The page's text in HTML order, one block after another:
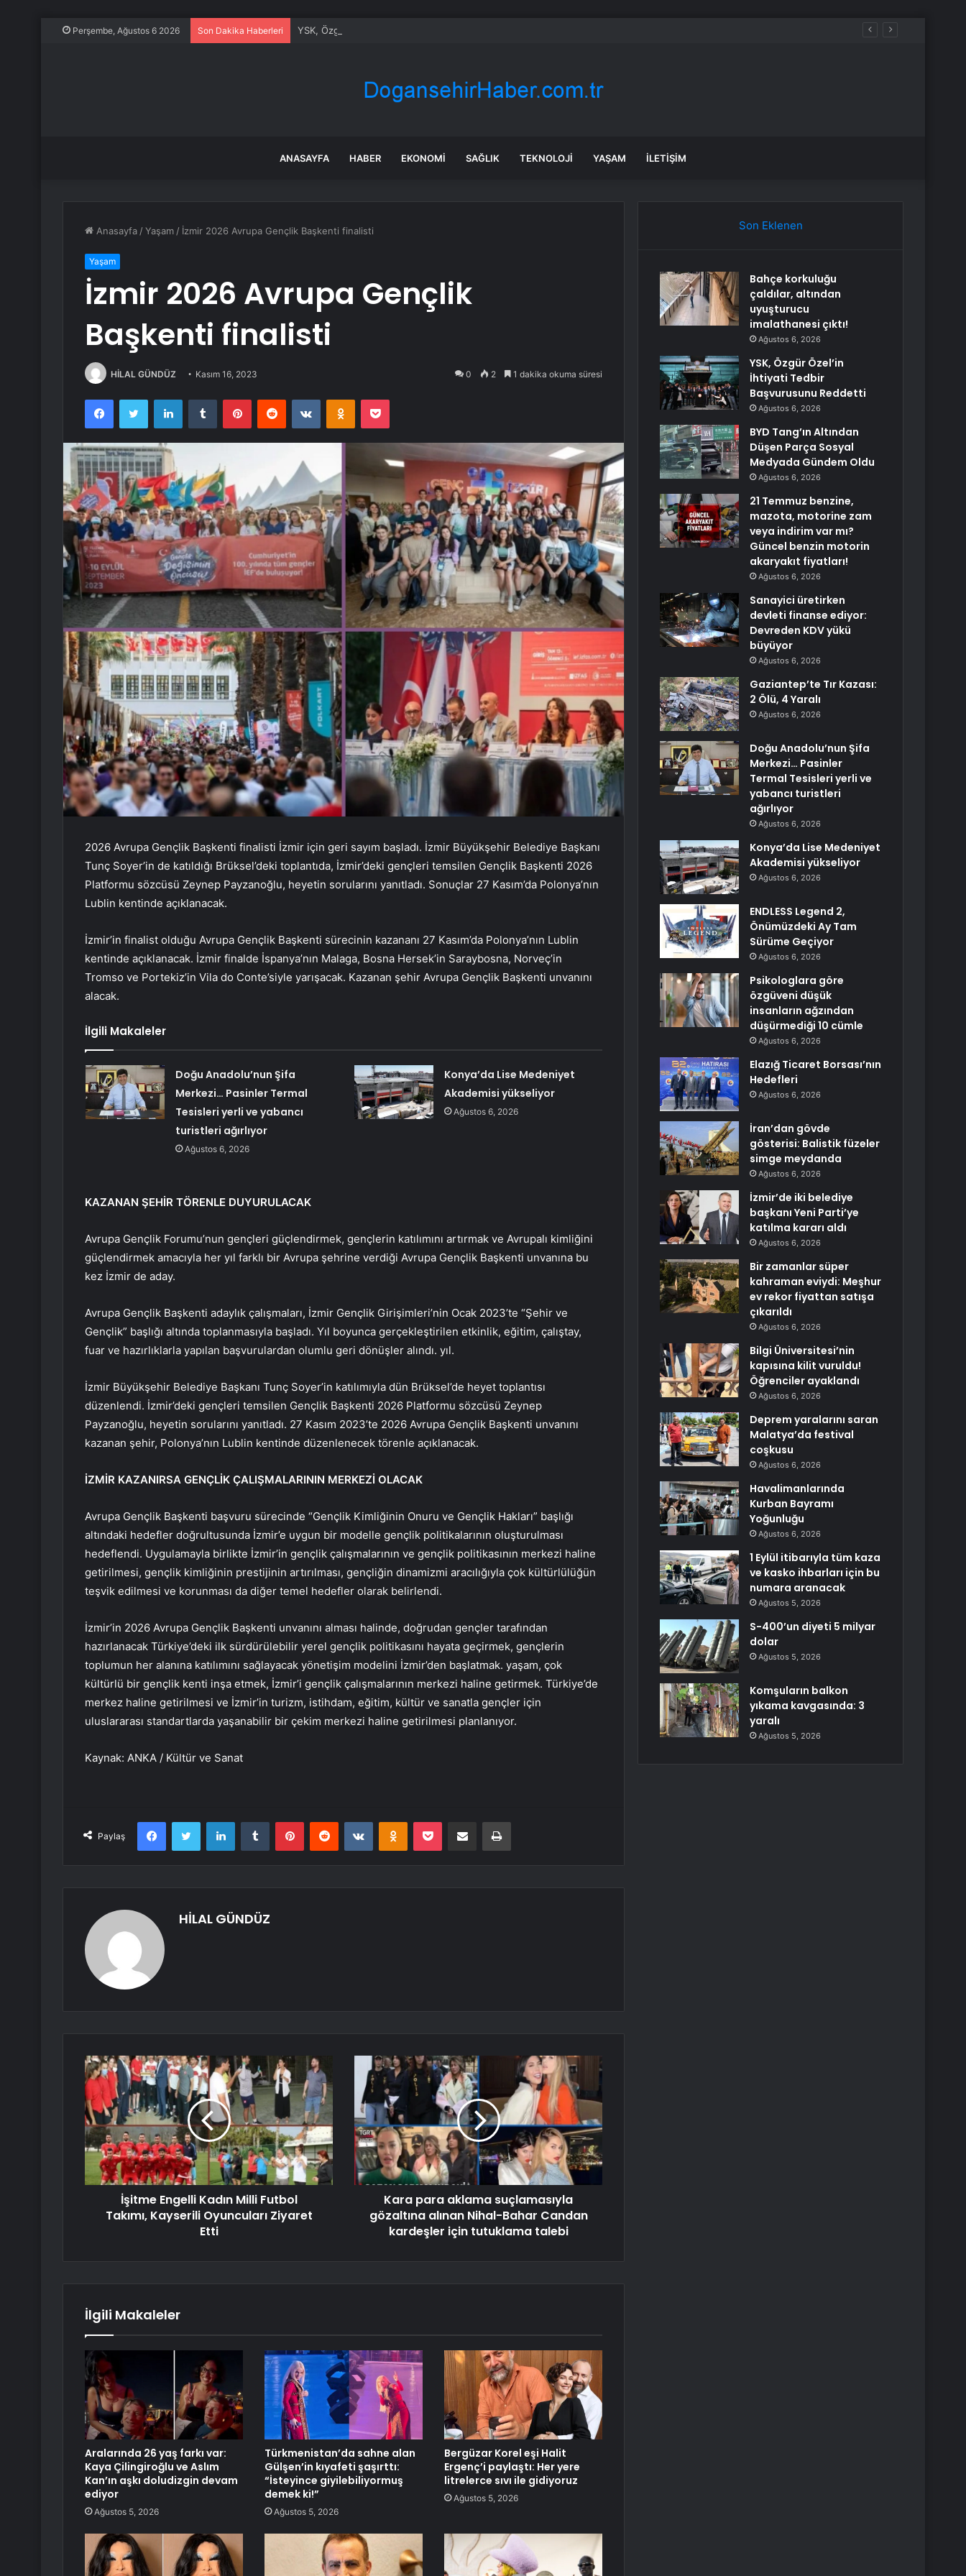
Perşembe, Ağustos 6 2026 Son Dakika Haberleri YSK, Özgür Özel’in İhtiyati Tedbir Başvurusunu Reddetti
ANASAYFA HABER EKONOMI SAĞLIK TEKNOLOJI YAŞAM İLETIŞIM
Anasayfa /Yaşam / İzmir 2026 Avrupa Gençlik Başkenti finalisti
Yaşam
İzmir 2026 Avrupa Gençlik
Başkenti finalisti
HİLAL GÜNDÜZ Kasım 16, 2023 0 2 1 dakika okuma süresi
FacebookTwitter LinkedInTumblr PinterestReddit VKontakteOdnoklassniki
Pocket
2026 Avrupa Gençlik Başkenti finalisti İzmir için geri sayım başladı. İzmir Büyükşehir Belediye Başkanı
Tunç Soyer’in de katıldığı Brüksel’deki toplantıda, İzmir’deki gençleri temsilen Gençlik Başkenti 2026
Platformu sözcüsü Zeynep Payzanoğlu, heyetin sorularını yanıtladı. Sonuçlar 27 Kasım’da Polonya’nın
Lublin kentinde açıklanacak.
İzmir’in finalist olduğu Avrupa Gençlik Başkenti sürecinin kazananı 27 Kasım’da Polonya’nın Lublin
kentinde açıklanacak. İzmir finalde İspanya’nın Malaga, Bosna Hersek’in Saraybosna, Norveç’in
Tromso ve Portekiz’in Vila do Conte’siyle yarışacak. Kazanan şehir Avrupa Gençlik Başkenti unvanını
alacak.
İlgili Makaleler
Doğu Anadolu’nun Şifa
Merkezi… Pasinler Termal
Tesisleri yerli ve yabancı
turistleri ağırlıyor
Ağustos 6, 2026
Konya’da Lise Medeniyet
Akademisi yükseliyor
Ağustos 6, 2026
KAZANAN ŞEHİR TÖRENLE DUYURULACAK
Avrupa Gençlik Forumu’nun gençleri güçlendirmek, gençlerin katılımını artırmak ve Avrupalı ​​kimliğini
güçlendirmek amacıyla her yıl farklı bir Avrupa şehrine verdiği Avrupa Gençlik Başkenti unvanına bu
kez İzmir de aday.
Avrupa Gençlik Başkenti adaylık çalışmaları, İzmir Gençlik Girişimleri’nin Ocak 2023’te “Şehir ve
Gençlik” başlığı altında toplanmasıyla başladı. Yıl boyunca gerçekleştirilen etkinlik, eğitim, çalıştay,
fuar ve hazırlıklarla yapılan başvurulardan olumlu geri dönüşler alındı. yıl.
İzmir Büyükşehir Belediye Başkanı Tunç Soyer’in katılımıyla dün Brüksel’de heyet toplantısı
düzenlendi. İzmir’deki gençleri temsilen Gençlik Başkenti 2026 Platformu sözcüsü Zeynep
Payzanoğlu, heyetin sorularını yanıtladı. 27 Kasım 2023’te 2026 Avrupa Gençlik Başkenti unvanını
kazanan şehir, Polonya’nın Lublin kentinde düzenlenecek törenle açıklanacak.
İZMİR KAZANIRSA GENÇLİK ÇALIŞMALARININ MERKEZİ OLACAK
Avrupa Gençlik Başkenti başvuru sürecinde “Gençlik Kimliğinin Onuru ve Gençlik Hakları” başlığı
altındaki hedefler doğrultusunda İzmir’e uygun bir modelle gençlik politikalarının oluşturulması
hedeflendi. Uygulamayla birlikte İzmir’in gençlik çalışmalarının ve gençlik politikasının merkezi haline
getirilmesi, gençlik kimliğinin prestijinin artırılması, gençliğin dinamizmi aracılığıyla çok kültürlülüğün
teşvik edilmesi ve korunması da diğer temel hedefler olarak belirlendi.
İzmir’in 2026 Avrupa Gençlik Başkenti unvanını alması halinde, doğrudan gençler tarafından
hazırlanacak Türkiye’deki ilk sürdürülebilir yerel gençlik politikasını hayata geçirmek, gençlerin
toplumun her alanına katılımını sağlayacak yönetişim modelini İzmir’den başlatmak. yaşam, çok
kültürlü bir gençlik kenti inşa etmek, İzmir’i gençlik çalışmalarının merkezi haline getirmek. Türkiye’de
merkez haline getirilmesi ve İzmir’in turizm, istihdam, eğitim, kültür ve sanatla gençler için
uluslararası standartlarda yaşanabilir bir çekim merkezi haline getirilmesi planlanıyor.
Kaynak: ANKA / Kültür ve Sanat
Paylaş
FacebookTwitter LinkedInTumblr PinterestReddit VKontakteOdnoklassniki
Pocket E-Posta ile paylaş Yazdır
HİLAL GÜNDÜZ
İşitme Engelli Kadın Milli Futbol
Takımı, Kayserili Oyuncuları Ziyaret
Etti
Kara para aklama suçlamasıyla
gözaltına alınan Nihal-Bahar Candan
kardeşler için tutuklama talebi
İlgili Makaleler
Aralarında 26 yaş farkı var:
Kaya Çilingiroğlu ve Aslım
Kan’ın aşkı doludizgin devam
ediyor
Ağustos 5, 2026
Türkmenistan’da sahne alan
Gülşen’in kıyafeti şaşırttı:
“İsteyince giyilebiliyormuş
demek ki!”
Ağustos 5, 2026
Bergüzar Korel eşi Halit
Ergenç’i paylaştı: Her yere
litrelerce sıvı ile gidiyoruz
Ağustos 5, 2026
Son Eklenen
Bahçe korkuluğu
çaldılar, altından
uyuşturucu
imalathanesi çıktı!
Ağustos 6, 2026
YSK, Özgür Özel’in
İhtiyati Tedbir
Başvurusunu Reddetti
Ağustos 6, 2026
BYD Tang’ın Altından
Düşen Parça Sosyal
Medyada Gündem Oldu
Ağustos 6, 2026
21 Temmuz benzine,
mazota, motorine zam
veya indirim var mı?
Güncel benzin motorin
akaryakıt fiyatları!
Ağustos 6, 2026
Sanayici üretirken
devleti finanse ediyor:
Devreden KDV yükü
büyüyor
Ağustos 6, 2026
Gaziantep’te Tır Kazası:
2 Ölü, 4 Yaralı
Ağustos 6, 2026
Doğu Anadolu’nun Şifa
Merkezi… Pasinler
Termal Tesisleri yerli ve
yabancı turistleri
ağırlıyor
Ağustos 6, 2026
Konya’da Lise Medeniyet
Akademisi yükseliyor
Ağustos 6, 2026
ENDLESS Legend 2,
Önümüzdeki Ay Tam
Sürüme Geçiyor
Ağustos 6, 2026
Psikologlara göre
özgüveni düşük
insanların ağzından
düşürmediği 10 cümle
Ağustos 6, 2026
Elazığ Ticaret Borsası’nın
Hedefleri
Ağustos 6, 2026
İran’dan gövde
gösterisi: Balistik füzeler
simge meydanda
Ağustos 6, 2026
İzmir’de iki belediye
başkanı Yeni Parti’ye
katılma kararı aldı
Ağustos 6, 2026
Bir zamanlar süper
kahraman eviydi: Meşhur
ev rekor fiyattan satışa
çıkarıldı
Ağustos 6, 2026
Bilgi Üniversitesi’nin
kapısına kilit vuruldu!
Öğrenciler ayaklandı
Ağustos 6, 2026
Deprem yaralarını saran
Malatya’da festival
coşkusu
Ağustos 6, 2026
Havalimanlarında
Kurban Bayramı
Yoğunluğu
Ağustos 6, 2026
1 Eylül itibarıyla tüm kaza
ve kasko ihbarları için bu
numara aranacak
Ağustos 5, 2026
S-400’un diyeti 5 milyar
dolar
Ağustos 5, 2026
Komşuların balkon
yıkama kavgasında: 3
yaralı
Ağustos 5, 2026